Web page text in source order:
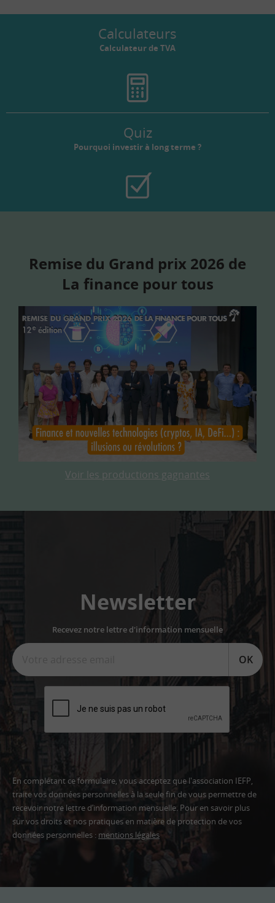
Calculateurs
Calculateur de TVA
Quiz
Pourquoi investir à long terme ?
Remise du Grand prix 2026 de
La finance pour tous
Voir les productions gagnantes
Newsletter
Recevez notre lettre d'information mensuelle
OK
En complétant ce formulaire, vous acceptez que l'association IEFP,
traite vos données personnelles à la seule fin de vous permettre de
recevoir notre lettre d’information mensuelle. Pour en savoir plus
sur vos droits et nos pratiques en matière de protection de vos
données personnelles : mentions légales
Adresse